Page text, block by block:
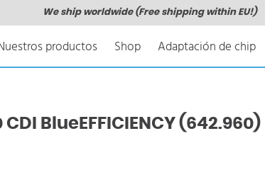
We ship worldwide (Free shipping within EU!)
productos Shop Adaptación de chip
BlueEFFICIENCY (642.960)